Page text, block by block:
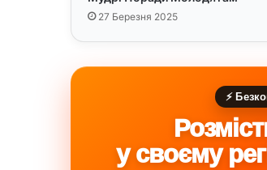
27 Березня 2025
⚡
у своєму